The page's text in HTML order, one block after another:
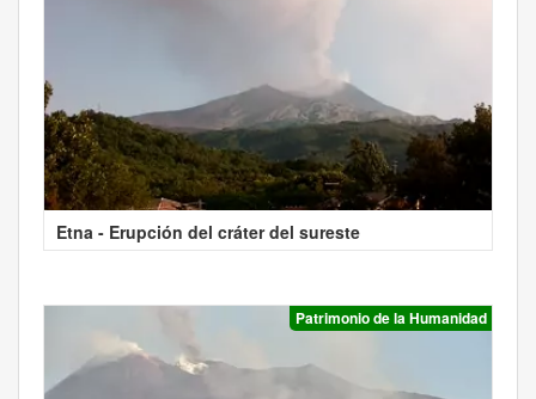
Etna - Erupción del cráter del sureste
Patrimonio de la Humanidad